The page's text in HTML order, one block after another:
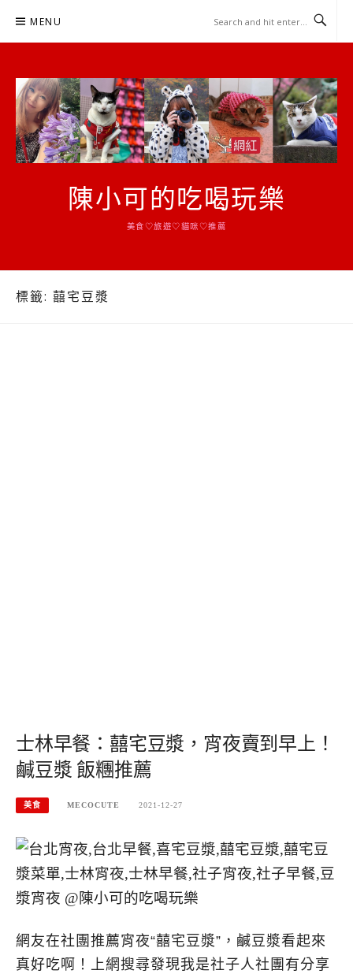
MENU
陳小可的吃喝玩樂
美食♡旅遊♡貓咪♡推薦
標籤: 囍宅豆漿
士林早餐：囍宅豆漿，宵夜賣到早上！
鹹豆漿 飯糰推薦
美食 MECOCUTE 2021-12-27
網友在社團推薦宵夜“囍宅豆漿”，鹹豆漿看起來
真好吃啊！上網搜尋發現我是社子人社團有分享